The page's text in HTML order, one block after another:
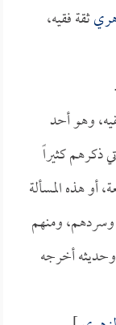
ثقة فقيه،
وهو أحد
ذكرهم كثيراً
أو هذه المسألة
وسردهم، ومنهم
أخرجه